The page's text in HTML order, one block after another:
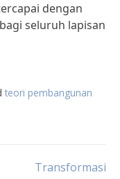
dengan
seluruh lapisan
teori pembangunan
Transformasi